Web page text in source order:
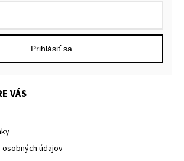
Prihlásiť sa
VÁS
údajov